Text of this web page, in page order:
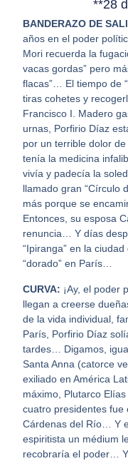
BANDERAZO DE
años en el poder
Mori recuerda la
vacas gordas” pero
flacas”… El tiempo de
tiras cohetes y
Francisco I. Madero
urnas, Porfirio Díaz
por un terrible dolor
tenía la medicina
vivía y padecía la
llamado gran “Círculo
más porque se
Entonces, su esposa
renuncia… Y días
“Ipiranga” en la
“dorado” en París…
CURVA: ¡Ay, el poder
llegan a creerse
de la vida individual,
París, Porfirio Díaz
tardes… Digamos,
Santa Anna (catorce
exiliado en América
máximo, Plutarco
cuatro presidentes fue
Cárdenas del Río… Y
espiritista un médium
recobraría el poder…